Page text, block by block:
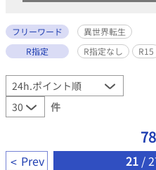
フリーワード
異世界転生
R指定
R指定なし R15
件
Prev 21 /